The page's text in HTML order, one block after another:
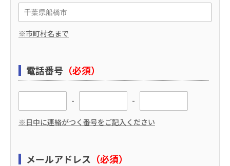
※市町村名まで
電話番号 （必須）
- -
※日中に連絡がつく番号をご記入ください
メールアドレス （必須）